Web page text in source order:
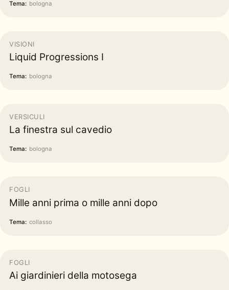
Tema: bologna
VISIONI
Liquid Progressions I
Tema: bologna
VERSICULI
La finestra sul cavedio
Tema: bologna
FOGLI
Mille anni prima o mille anni dopo
Tema: collasso
FOGLI
Ai giardinieri della motosega